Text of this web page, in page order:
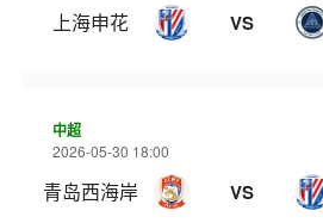
上海申花 VS
中超
2026-05-30 18:00
青岛西海岸 VS